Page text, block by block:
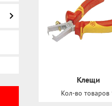
Клещи
Кол-во товаров